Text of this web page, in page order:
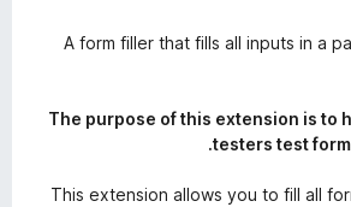
A form filler that fills all inputs in a
The purpose of this extension is to
testers test
This extension allows you to fill all